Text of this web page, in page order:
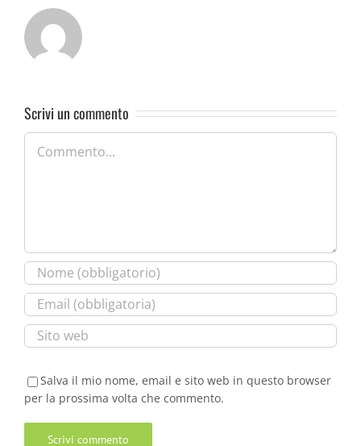
Scrivi un commento
Commento
Salva il mio nome, email e sito web in questo browser
per la prossima volta che commento.